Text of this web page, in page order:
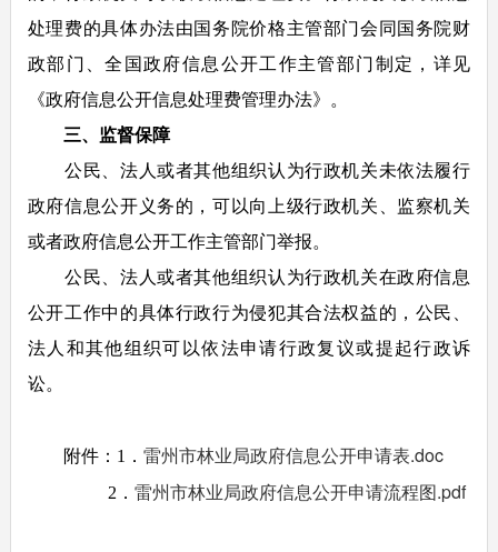
处理费的具体办法由国务院价格主管部门会同国务院财
政部门、全国政府信息公开工作主管部门制定，详见
《政府信息公开信息处理费管理办法》。
三、监督保障
公民、法人或者其他组织认为行政机关未依法履行
政府信息公开义务的，可以向上级行政机关、监察机关
或者政府信息公开工作主管部门举报。
公民、法人或者其他组织认为行政机关在政府信息
公开工作中的具体行政行为侵犯其合法权益的，公民、
法人和其他组织可以依法申请行政复议或提起行政诉
讼。
附件：1． 雷州市林业局政府信息公开申请表.doc
2． 雷州市林业局政府信息公开申请流程图.pdf